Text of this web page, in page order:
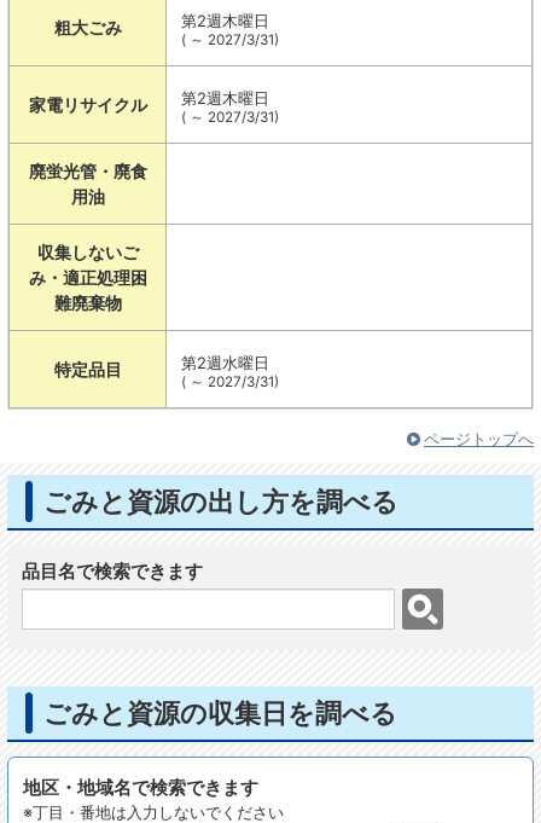
粗大ごみ 第2週木曜日
( ～ 2027/3/31)
家電リサイクル 第2週木曜日
( ～ 2027/3/31)
廃蛍光管・廃食
用油
収集しないご
み・適正処理困
難廃棄物
特定品目 第2週水曜日
( ～ 2027/3/31)
ページトップへ
ごみと資源の出し方を調べる
品目名で検索できます
ごみと資源の収集日を調べる
地区・地域名で検索できます
※丁目・番地は入力しないでください